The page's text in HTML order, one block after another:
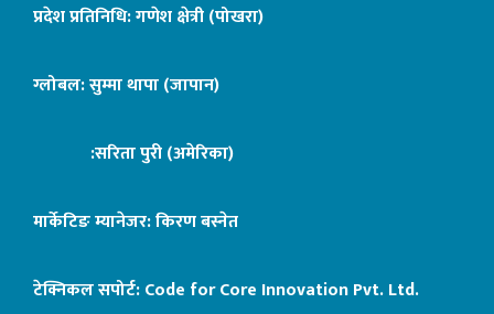
प्रदेश प्रतिनिधि: गणेश क्षेत्री (पोखरा)
ग्लोबल: सुम्मा थापा (जापान)
:सरिता पुरी (अमेरिका)
मार्केटिङ म्यानेजर: किरण बस्नेत
टेक्निकल सपोर्ट:Code for Core Innovation Pvt. Ltd.